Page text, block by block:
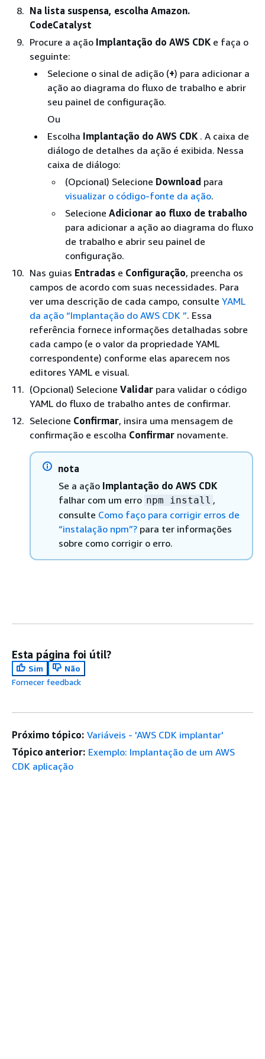
Na lista suspensa, escolha Amazon.
CodeCatalyst
Procure a ação Implantação do AWS CDK e faça o
seguinte:
Selecione o sinal de adição (+) para adicionar a
ação ao diagrama do fluxo de trabalho e abrir
seu painel de configuração.
Ou
Escolha Implantação do AWS CDK . A caixa de
diálogo de detalhes da ação é exibida. Nessa
caixa de diálogo:
(Opcional) Selecione Download para
visualizar o código-fonte da ação.
Selecione Adicionar ao fluxo de trabalho
para adicionar a ação ao diagrama do fluxo
de trabalho e abrir seu painel de
configuração.
Nas guias Entradas e Configuração, preencha os
campos de acordo com suas necessidades. Para
ver uma descrição de cada campo, consulte YAML
da ação “Implantação do AWS CDK ”. Essa
referência fornece informações detalhadas sobre
cada campo (e o valor da propriedade YAML
correspondente) conforme elas aparecem nos
editores YAML e visual.
(Opcional) Selecione Validar para validar o código
YAML do fluxo de trabalho antes de confirmar.
Selecione Confirmar, insira uma mensagem de
confirmação e escolha Confirmar novamente.
nota
Se a ação Implantação do AWS CDK
falhar com um erro npm install ,
consulte Como faço para corrigir erros de
“instalação npm”? para ter informações
sobre como corrigir o erro.
Esta página foi útil?
Sim
Não
Fornecer feedback
Próximo tópico: Variáveis - 'AWS CDK implantar'
Tópico anterior: Exemplo: Implantação de um AWS
CDK aplicação